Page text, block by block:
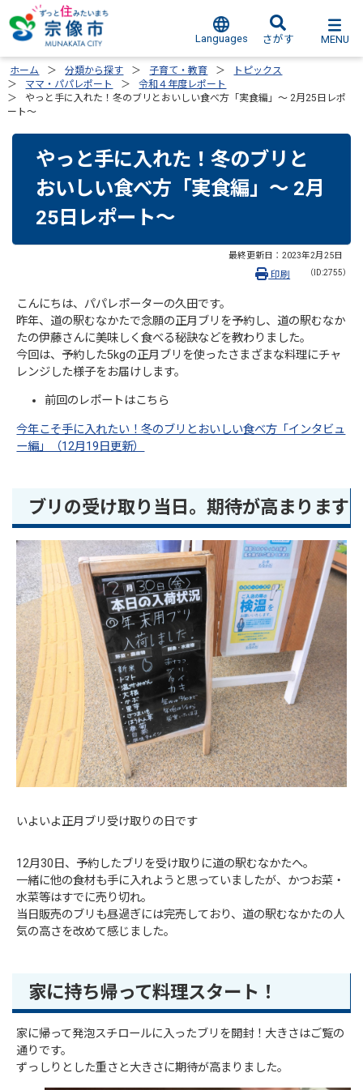
Languages さがす MENU
ホーム 分類から探す 子育て・教育
トピックス
ママ・パパレポート
令和４年度レポート
やっと手に入れた！冬のブリとおいしい食べ方「実食編」～ 2月25日レポ
ート～
やっと手に入れた！冬のブリと
おいしい食べ方「実食編」～ 2月
25日レポート～
最終更新日： 2023年2月25日
（ID:2755）
印刷
こんにちは、パパレポーターの久田です。
昨年、道の駅むなかたで念願の正月ブリを予約し、道の駅むなか
たの伊藤さんに美味しく食べる秘訣などを教わりました。
今回は、予約した5kgの正月ブリを使ったさまざまな料理にチャ
レンジした様子をお届けします。
前回のレポートはこちら
今年こそ手に入れたい！冬のブリとおいしい食べ方「インタビュ
ー編」（12月19日更新）
ブリの受け取り当日。期待が高まります
いよいよ正月ブリ受け取りの日です
12月30日、予約したブリを受け取りに道の駅むなかたへ。
一緒に他の食材も手に入れようと思っていましたが、かつお菜・
水菜等はすでに売り切れ。
当日販売のブリも昼過ぎには完売しており、道の駅むなかたの人
気の高さを改めて感じました。
家に持ち帰って料理スタート！
家に帰って発泡スチロールに入ったブリを開封！大きさはご覧の
通りです。
ずっしりとした重さと大きさに期待が高まりました。